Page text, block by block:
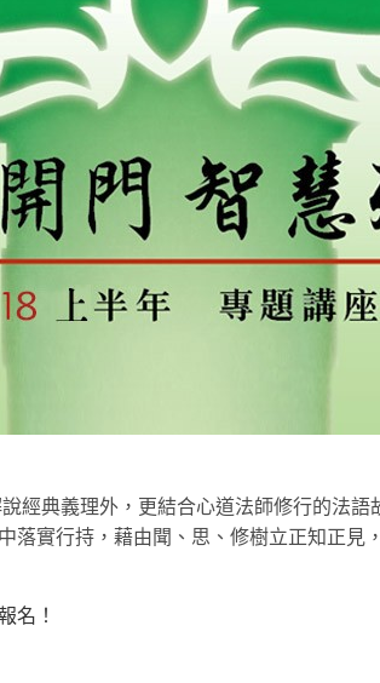
活自在逍遙，讓生命更寬廣。
，悲觀是惡業；正面積極樂觀，就是生活禪。
下來，才能沉澱，才能傾聽。
圓滿。
說經典義理外，更結合心道法師修行的法
落實行持，藉由聞、思、修樹立正知正見
名！